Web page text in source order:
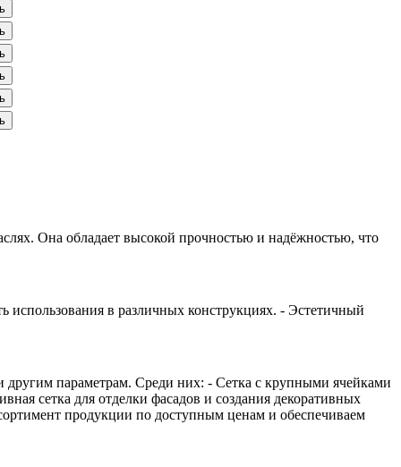
Она обладает высокой прочностью и надёжностью, что
использования в различных конструкциях. - Эстетичный
другим параметрам. Среди них: - Сетка с крупными ячейками
сетка для отделки фасадов и создания декоративных
продукции по доступным ценам и обеспечиваем